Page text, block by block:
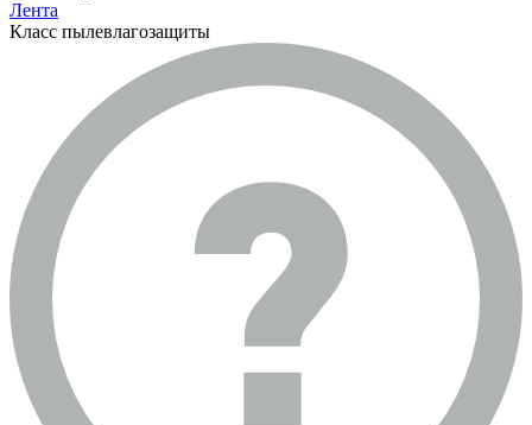
Лента
Класс пылевлагозащиты